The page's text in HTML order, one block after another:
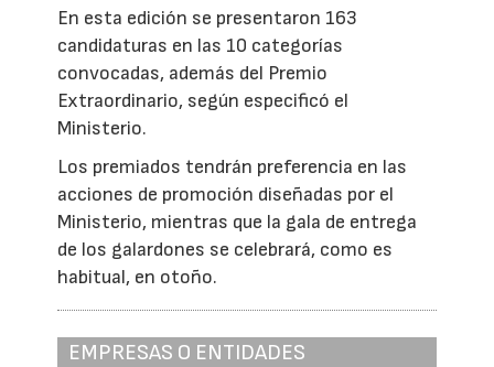
En esta edición se presentaron 163
candidaturas en las 10 categorías
convocadas, además del Premio
Extraordinario, según especificó el
Ministerio.
Los premiados tendrán preferencia en las
acciones de promoción diseñadas por el
Ministerio, mientras que la gala de entrega
de los galardones se celebrará, como es
habitual, en otoño.
EMPRESAS O ENTIDADES